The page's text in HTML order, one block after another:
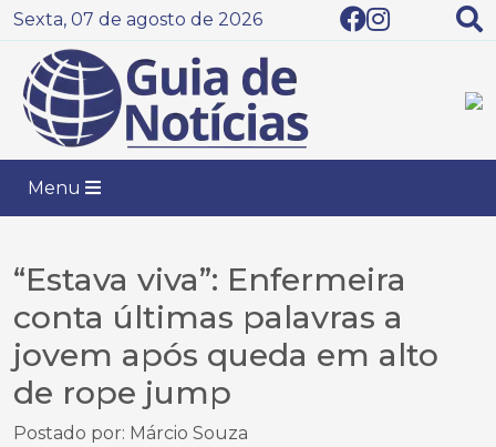
Sexta, 07 de agosto de 2026
Menu
“Estava viva”: Enfermeira
conta últimas palavras a
jovem após queda em alto
de rope jump
Postado por: Márcio Souza